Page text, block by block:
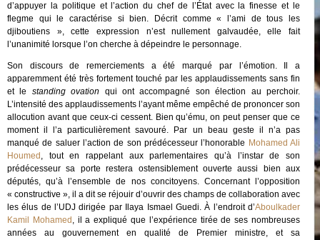
d’appuyer la politique et l’action du chef de l’État avec la finesse et le
flegme qui le caractérise si bien. Décrit comme « l’ami de tous les
djiboutiens », cette expression n’est nullement galvaudée, elle fait
l’unanimité lorsque l’on cherche à dépeindre le personnage.
Son discours de remerciements a été marqué par l’émotion. Il a
apparemment été très fortement touché par les applaudissements sans fin
et le standing ovation qui ont accompagné son élection au perchoir.
L’intensité des applaudissements l’ayant même empêché de prononcer son
allocution avant que ceux-ci cessent. Bien qu’ému, on peut penser que ce
moment il l’a particulièrement savouré. Par un beau geste il n’a pas
manqué de saluer l’action de son prédécesseur l’honorable Mohamed Ali
Houmed , tout en rappelant aux parlementaires qu’à l’instar de son
prédécesseur sa porte restera ostensiblement ouverte aussi bien aux
députés, qu’à l’ensemble de nos concitoyens. Concernant l’opposition
« constructive », il a dit se réjouir d’ouvrir des champs de collaboration avec
les élus de l’UDJ dirigée par Ilaya Ismael Guedi. À l’endroit d’Aboulkader
Kamil Mohamed , il a expliqué que l’expérience tirée de ses nombreuses
années au gouvernement en qualité de Premier ministre, et sa